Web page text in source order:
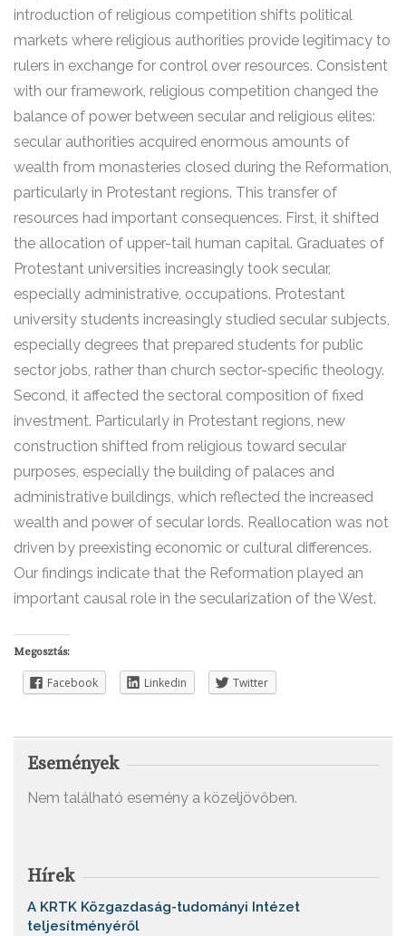
introduction of religious competition shifts political
markets where religious authorities provide legitimacy to
rulers in exchange for control over resources. Consistent
with our framework, religious competition changed the
balance of power between secular and religious elites:
secular authorities acquired enormous amounts of
wealth from monasteries closed during the Reformation,
particularly in Protestant regions. This transfer of
resources had important consequences. First, it shifted
the allocation of upper-tail human capital. Graduates of
Protestant universities increasingly took secular,
especially administrative, occupations. Protestant
university students increasingly studied secular subjects,
especially degrees that prepared students for public
sector jobs, rather than church sector-specific theology.
Second, it affected the sectoral composition of fixed
investment. Particularly in Protestant regions, new
construction shifted from religious toward secular
purposes, especially the building of palaces and
administrative buildings, which reflected the increased
wealth and power of secular lords. Reallocation was not
driven by preexisting economic or cultural differences.
Our findings indicate that the Reformation played an
important causal role in the secularization of the West.
Megosztás:
Facebook Linkedin Twitter
Események
Nem található esemény a közeljövőben.
Hírek
A KRTK Közgazdaság-tudományi Intézet
teljesítményéről